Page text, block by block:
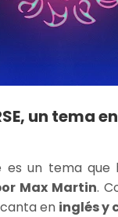
un tema
es un tema que
Max Martin.
en inglés y